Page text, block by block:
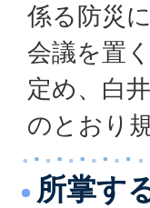
係る防災
会議を置
定め、白
のとおり
所掌す